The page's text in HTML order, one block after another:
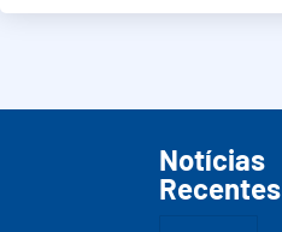
Notícias
Recentes